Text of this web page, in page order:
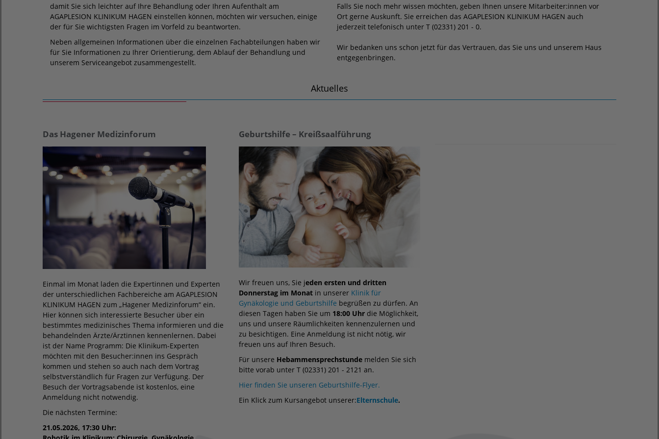
damit Sie sich leichter auf Ihre Behandlung oder Ihren Aufenthalt am
AGAPLESION KLINIKUM HAGEN einstellen können, möchten wir versuchen, einige
der für Sie wichtigsten Fragen im Vorfeld zu beantworten.
Neben allgemeinen Informationen über die einzelnen Fachabteilungen haben wir
für Sie Informationen zu Ihrer Orientierung, dem Ablauf der Behandlung und
unserem Serviceangebot zusammengestellt.
Falls Sie noch mehr wissen möchten, geben Ihnen unsere Mitarbeiter:innen vor
Ort gerne Auskunft. Sie erreichen das AGAPLESION KLINIKUM HAGEN auch
jederzeit telefonisch unter T (02331) 201 - 0.
Wir bedanken uns schon jetzt für das Vertrauen, das Sie uns und unserem Haus
entgegenbringen.
Aktuelles
Das Hagener Medizinforum
Einmal im Monat laden die Expertinnen und Experten
der unterschiedlichen Fachbereiche am AGAPLESION
KLINIKUM HAGEN zum „Hagener Medizinforum“ ein.
Hier können sich interessierte Besucher über ein
bestimmtes medizinisches Thema informieren und die
behandelnden Ärzte/Ärztinnen kennenlernen. Dabei
ist der Name Programm: Die Klinikum-Experten
möchten mit den Besucher:innen ins Gespräch
kommen und stehen so auch nach dem Vortrag
selbstverständlich für Fragen zur Verfügung. Der
Besuch der Vortragsabende ist kostenlos, eine
Anmeldung nicht notwendig.
Die nächsten Termine:
21.05.2026, 17:30 Uhr:
Geburtshilfe – Kreißsaalführung
Wir freuen uns, Sie jeden ersten und dritten
Donnerstag im Monat in unserer Klinik für
Gynäkologie und Geburtshilfe begrüßen zu dürfen. An
diesen Tagen haben Sie um 18:00 Uhr die Möglichkeit,
uns und unsere Räumlichkeiten kennenzulernen und
zu besichtigen. Eine Anmeldung ist nicht nötig, wir
freuen uns auf Ihren Besuch.
Für unsere Hebammensprechstunde melden Sie sich
bitte vorab unter T (02331) 201 - 2121 an.
Hier finden Sie unseren Geburtshilfe-Flyer.
Ein Klick zum Kursangebot unserer:Elternschule.